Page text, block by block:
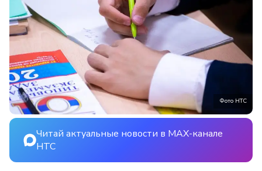
Фото НТС
Читай актуальные новости в MAX-канале
НТС